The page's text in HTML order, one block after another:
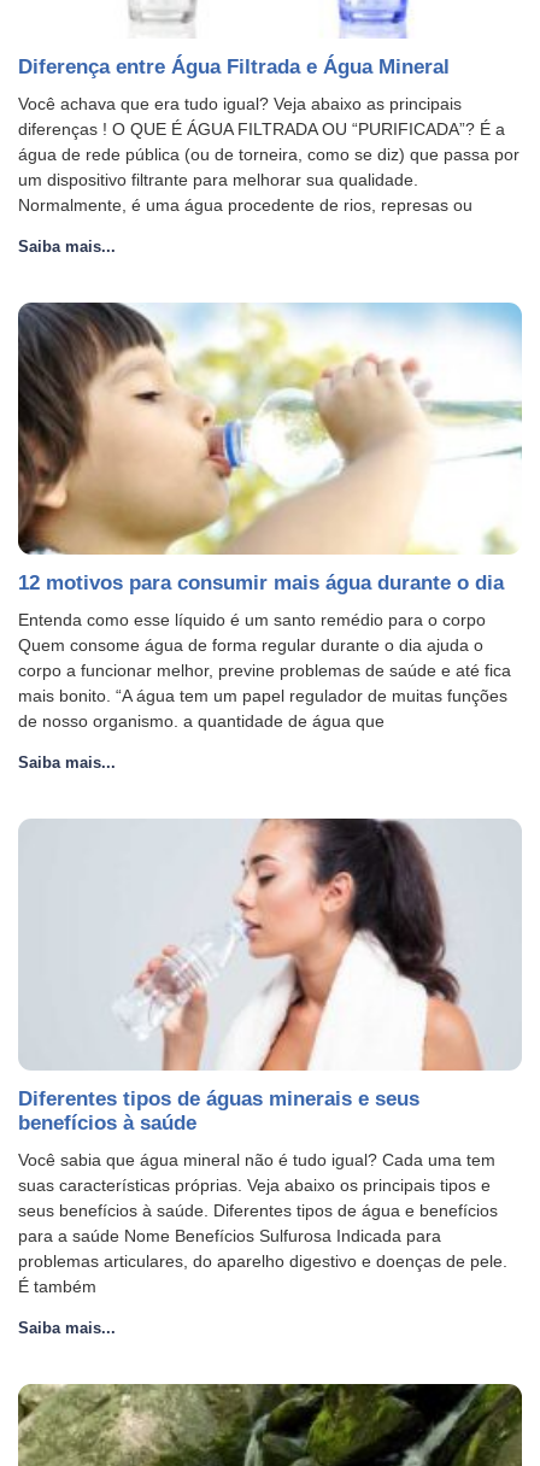
Diferença entre Água Filtrada e Água Mineral
Você achava que era tudo igual? Veja abaixo as principais
diferenças ! O QUE É ÁGUA FILTRADA OU “PURIFICADA”? É a
água de rede pública (ou de torneira, como se diz) que passa por
um dispositivo filtrante para melhorar sua qualidade.
Normalmente, é uma água procedente de rios, represas ou
Saiba mais...
12 motivos para consumir mais água durante o dia
Entenda como esse líquido é um santo remédio para o corpo
Quem consome água de forma regular durante o dia ajuda o
corpo a funcionar melhor, previne problemas de saúde e até fica
mais bonito. “A água tem um papel regulador de muitas funções
de nosso organismo. a quantidade de água que
Saiba mais...
Diferentes tipos de águas minerais e seus
benefícios à saúde
Você sabia que água mineral não é tudo igual? Cada uma tem
suas características próprias. Veja abaixo os principais tipos e
seus benefícios à saúde. Diferentes tipos de água e benefícios
para a saúde Nome Benefícios Sulfurosa Indicada para
problemas articulares, do aparelho digestivo e doenças de pele.
É também
Saiba mais...